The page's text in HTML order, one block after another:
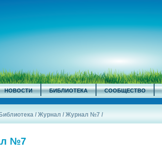
НОВОСТИ БИБЛИОТЕКА СООБЩЕСТВО
Библиотека /Журнал /Журнал №7 /
№7